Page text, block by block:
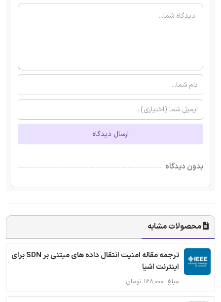
ارسال دیدگاه
بدون دیدگاه
محصولات مشابه
ترجمه مقاله امنیت انتقال داده های مبتنی بر SDN برای
اینترنت اشیا
مبلغ: ۱۶۸,۰۰۰ تومان